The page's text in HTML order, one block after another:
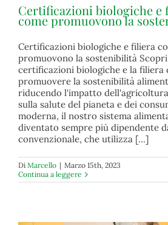
Certificazioni biologiche e
promuovono la
biologico
Certificazioni biologiche e
come promuovono la
Certificazioni biologiche e filiera
promuovono la sostenibilità
certificazioni biologiche e la filiera
promuovere la sostenibilità
riducendo l'impatto
sulla salute del pianeta e dei
moderna, il nostro sistema
diventato sempre più dipendente
convenzionale, che utilizza [...]
Di Marcello | Marzo 15th, 2023
Continua a leggere